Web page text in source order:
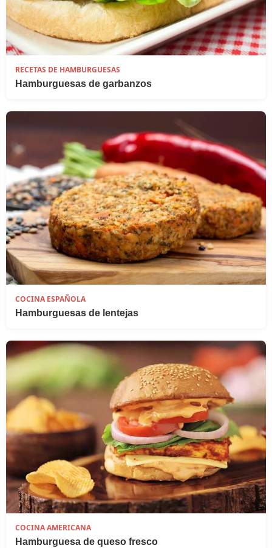
RECETAS DE HAMBURGUESAS
Hamburguesas de garbanzos
COCINA ESPAÑOLA
Hamburguesas de lentejas
COCINA AMERICANA
Hamburguesa de queso fresco